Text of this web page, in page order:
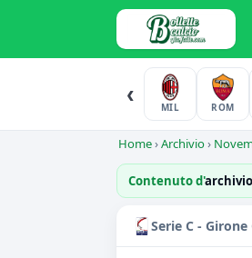
‹
MIL ROM
Home›Archivio›
Contenuto d'archivio
Serie C - Girone